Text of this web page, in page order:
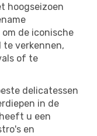
hoogseizoen
de iconische
te verkennen,
of te
delicatessen
in de
u een
en